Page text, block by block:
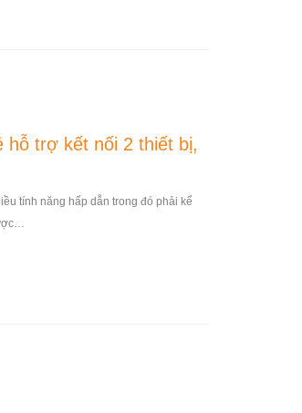
hỗ trợ kết nối 2 thiết bị,
tính năng hấp dẫn trong đó phải kể